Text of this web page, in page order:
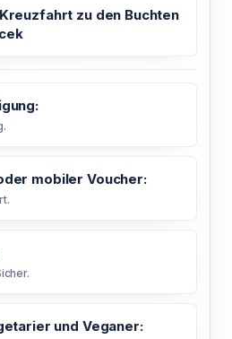
zu den Buchten
mobiler Voucher:
und Veganer: